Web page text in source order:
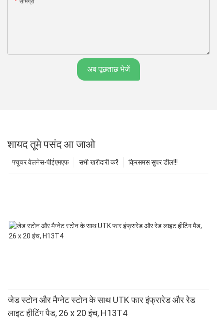
सामग्री
अब पूछताछ भेजें
शायद तूमे पसंद आ जाओ
क्रिसमस सुपर डील!!!
सभी खरीदारी करें
फ्यूचर वेलनेस-पीईएमएफ
जेड स्टोन और मैग्नेट स्टोन के साथ UTK फार इंफ्रारेड और रेड
लाइट हीटिंग पैड, 26 x 20 इंच, H13T4